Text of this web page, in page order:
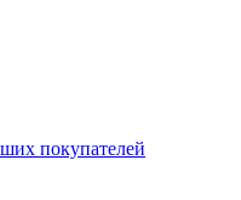
покупателей